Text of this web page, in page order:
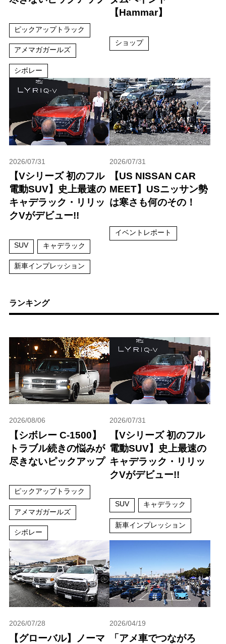
ピックアップトラック
アメマガガールズ
シボレー
【Hammar】
ショップ
2026/07/31
【Vシリーズ 初のフル
電動SUV】史上最速の
キャデラック・リリッ
クVがデビュー!!
SUV キャデラック
新車インプレッション
2026/07/31
【US NISSAN CAR
MEET】USニッサン勢
は寒さも何のその！
イベントレポート
ランキング
2026/08/06
【シボレー C-1500】
トラブル続きの悩みが
尽きないピックアップ
ピックアップトラック
アメマガガールズ
シボレー
2026/07/31
【Vシリーズ 初のフル
電動SUV】史上最速の
キャデラック・リリッ
クVがデビュー!!
SUV キャデラック
新車インプレッション
2026/07/28
【グローバル】ノーマ
2026/04/19
「アメ車でつながろ